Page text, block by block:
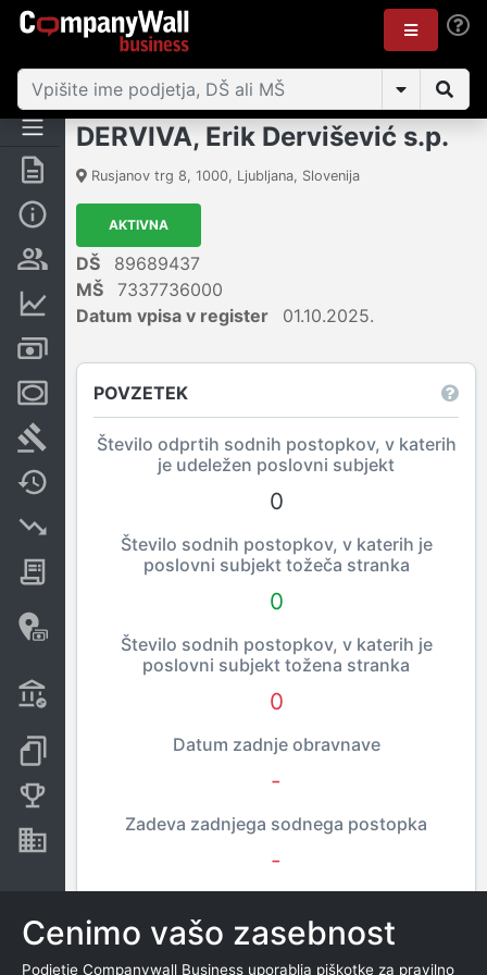
Povzetek
Odgovorne osebe in lastništvo
Zastavne pravice
Sodni postopki
Javna naročila
transakcije
Dokumenti in objave
Nepremičnine in sredstva
DERVIVA, Erik Dervišević s.p.
Rusjanov trg 8, 1000, Ljubljana, Slovenija
AKTIVNA
DŠ
89689437
MŠ
7337736000
Datum vpisa v register
01.10.2025.
POVZETEK
Število odprtih sodnih postopkov, v katerih
je udeležen poslovni subjekt
0
Število sodnih postopkov, v katerih je
poslovni subjekt tožeča stranka
0
Število sodnih postopkov, v katerih je
poslovni subjekt tožena stranka
0
Datum zadnje obravnave
-
Zadeva zadnjega sodnega postopka
-
JAVNE OBRAVNAVE
Cenimo vašo zasebnost
Podjetje Companywall Business uporablja piškotke za pravilno